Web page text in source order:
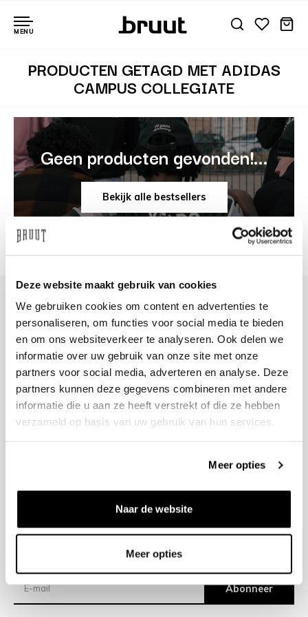
Deze website maakt gebruik van cookies
We gebruiken cookies om content en advertenties te
personaliseren, om functies voor social media te bieden
en om ons websiteverkeer te analyseren. Ook delen we
informatie over uw gebruik van onze site met onze
partners voor social media, adverteren en analyse. Deze
partners kunnen deze gegevens combineren met andere
informatie die u aan ze heeft verstrekt of die ze hebben
verzameld op basis van uw gebruik van hun services.
Meer opties
Naar de website
Meer opties
MENU
PRODUCTEN GETAGD MET ADIDAS
CAMPUS COLLEGIATE
Geen producten gevonden!...
Bekijk alle bestsellers
+31 23 205 2006
info@bruut.nl
Contact Formulier
Open 11:00 - 18:00
OPENINGSTIJDEN
Verzending
Abonneer